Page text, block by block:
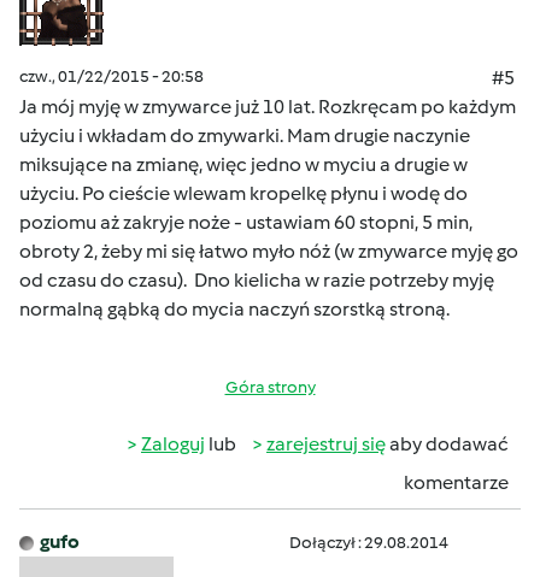
czw., 01/22/2015 - 20:58
#5
Ja mój myję w zmywarce już 10 lat. Rozkręcam po każdym
użyciu i wkładam do zmywarki. Mam drugie naczynie
miksujące na zmianę, więc jedno w myciu a drugie w
użyciu. Po cieście wlewam kropelkę płynu i wodę do
poziomu aż zakryje noże - ustawiam 60 stopni, 5 min,
obroty 2, żeby mi się łatwo myło nóż (w zmywarce myję go
od czasu do czasu). Dno kielicha w razie potrzeby myję
normalną gąbką do mycia naczyń szorstką stroną.
Góra strony
Zaloguj lub zarejestruj sięaby dodawać
komentarze
gufo Dołączył : 29.08.2014